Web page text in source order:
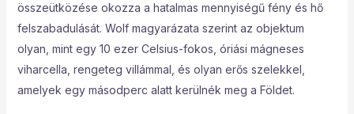
összeütközése okozza a hatalmas mennyiségű fény és hő
felszabadulását. Wolf magyarázata szerint az objektum
olyan, mint egy 10 ezer Celsius-fokos, óriási mágneses
viharcella, rengeteg villámmal, és olyan erős szelekkel,
amelyek egy másodperc alatt kerülnék meg a Földet.